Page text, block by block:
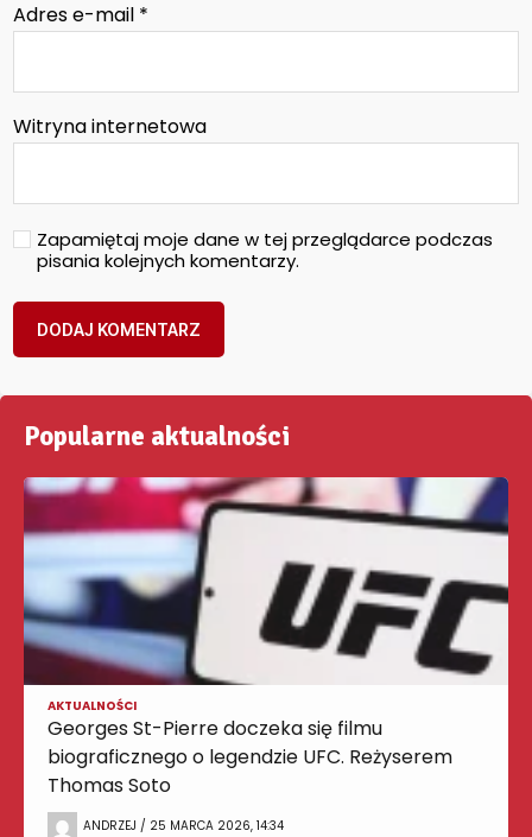
Adres e-mail *
Witryna internetowa
Zapamiętaj moje dane w tej przeglądarce podczas
pisania kolejnych komentarzy.
Popularne aktualności
AKTUALNOŚCI
Georges St-Pierre doczeka się filmu
biograficznego o legendzie UFC. Reżyserem
Thomas Soto
ANDRZEJ / 25 MARCA 2026, 14:34